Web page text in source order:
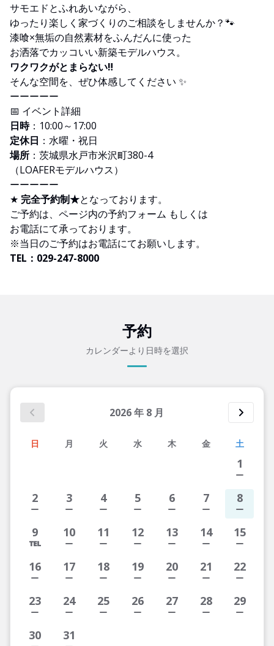
サモエドとふれあいながら、
ゆったり楽しく家づくりのご相談をしませんか？🐾
漆喰×無垢の自然素材をふんだんに使った
お洒落でカッコいい新築モデルハウス。
ワクワクがとまらない‼
そんな空間を、ぜひ体感してください ✨
ーーーーー
📅 イベント詳細
日時：10:00～17:00
定休日 ：水曜・祝日
場所 ：茨城県水戸市米沢町380-4
（LOAFERモデルハウス）
ーーーーー
★ 完全予約制★となっております。
ご予約は、ページ内の予約フォーム もしくは
お電話にて承っております。
※当日のご予約はお電話にてお願いします。
TEL：029-247-8000
予約
カレンダーより日時を選択
2026年 8 月
日 月 火 水 木 金 土
1
2 3 4 5 6 7 8
9 10 11 12 13 14 15
16 17 18 19 20 21 22
23 24 25 26 27 28 29
30 31